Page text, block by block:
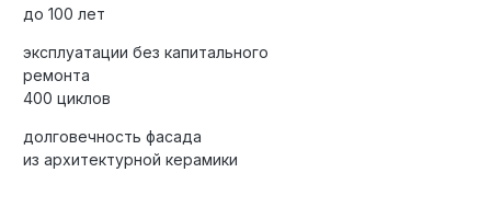
Элитные «Здоровые дома»
Дома Бизнес-класса
до 100 лет
эксплуатации без капитального
ремонта
400 циклов
долговечность фасада
из архитектурной керамики